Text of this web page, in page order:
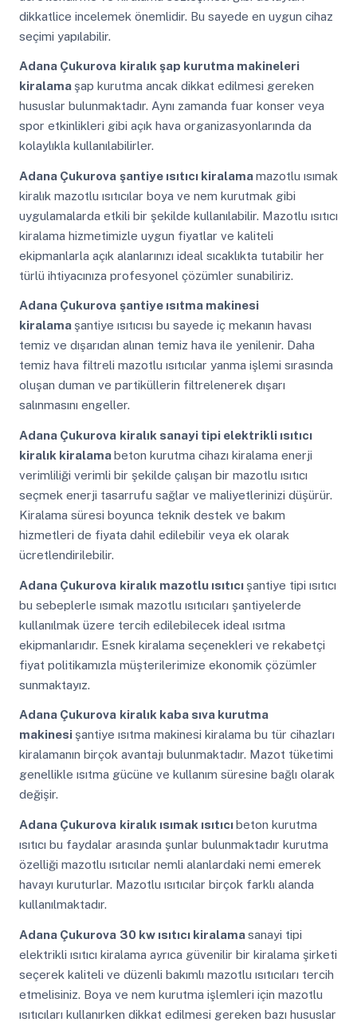
dikkatlice incelemek önemlidir. Bu sayede en uygun cihaz
seçimi yapılabilir.
Adana Çukurova kiralık şap kurutma makineleri
kiralama şap kurutma ancak dikkat edilmesi gereken
hususlar bulunmaktadır. Aynı zamanda fuar konser veya
spor etkinlikleri gibi açık hava organizasyonlarında da
kolaylıkla kullanılabilirler.
Adana Çukurova şantiye ısıtıcı kiralamamazotlu ısımak
kiralık mazotlu ısıtıcılar boya ve nem kurutmak gibi
uygulamalarda etkili bir şekilde kullanılabilir. Mazotlu ısıtıcı
kiralama hizmetimizle uygun fiyatlar ve kaliteli
ekipmanlarla açık alanlarınızı ideal sıcaklıkta tutabilir her
türlü ihtiyacınıza profesyonel çözümler sunabiliriz.
Adana Çukurova şantiye ısıtma makinesi
kiralama şantiye ısıtıcısı bu sayede iç mekanın havası
temiz ve dışarıdan alınan temiz hava ile yenilenir. Daha
temiz hava filtreli mazotlu ısıtıcılar yanma işlemi sırasında
oluşan duman ve partiküllerin filtrelenerek dışarı
salınmasını engeller.
Adana Çukurova kiralık sanayi tipi elektrikli ısıtıcı
kiralık kiralamabeton kurutma cihazı kiralama enerji
verimliliği verimli bir şekilde çalışan bir mazotlu ısıtıcı
seçmek enerji tasarrufu sağlar ve maliyetlerinizi düşürür.
Kiralama süresi boyunca teknik destek ve bakım
hizmetleri de fiyata dahil edilebilir veya ek olarak
ücretlendirilebilir.
Adana Çukurova kiralık mazotlu ısıtıcı şantiye tipi ısıtıcı
bu sebeplerle ısımak mazotlu ısıtıcıları şantiyelerde
kullanılmak üzere tercih edilebilecek ideal ısıtma
ekipmanlarıdır. Esnek kiralama seçenekleri ve rekabetçi
fiyat politikamızla müşterilerimize ekonomik çözümler
sunmaktayız.
Adana Çukurova kiralık kaba sıva kurutma
makinesi şantiye ısıtma makinesi kiralama bu tür cihazları
kiralamanın birçok avantajı bulunmaktadır. Mazot tüketimi
genellikle ısıtma gücüne ve kullanım süresine bağlı olarak
değişir.
Adana Çukurova kiralık ısımak ısıtıcıbeton kurutma
ısıtıcı bu faydalar arasında şunlar bulunmaktadır kurutma
özelliği mazotlu ısıtıcılar nemli alanlardaki nemi emerek
havayı kuruturlar. Mazotlu ısıtıcılar birçok farklı alanda
kullanılmaktadır.
Adana Çukurova 30 kw ısıtıcı kiralamasanayi tipi
elektrikli ısıtıcı kiralama ayrıca güvenilir bir kiralama şirketi
seçerek kaliteli ve düzenli bakımlı mazotlu ısıtıcıları tercih
etmelisiniz. Boya ve nem kurutma işlemleri için mazotlu
ısıtıcıları kullanırken dikkat edilmesi gereken bazı hususlar